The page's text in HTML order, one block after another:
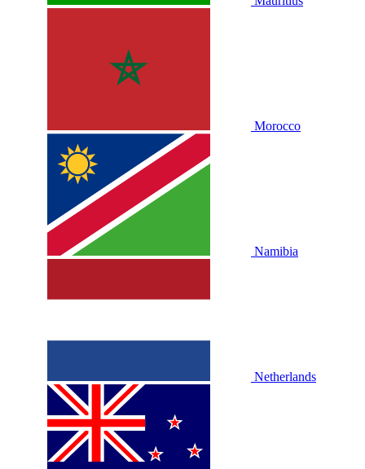
Morocco
Namibia
Netherlands